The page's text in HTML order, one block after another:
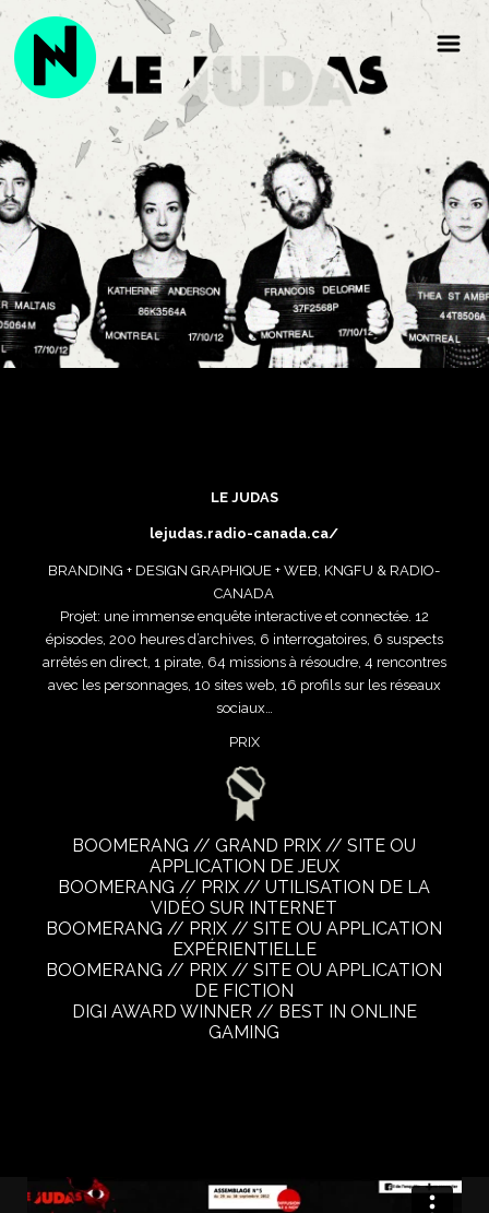
LE JUDAS
lejudas.radio-canada.ca/
BRANDING + DESIGN GRAPHIQUE + WEB, KNGFU & RADIO-
CANADA
Projet: une immense enquête interactive et connectée. 12
épisodes, 200 heures d’archives, 6 interrogatoires, 6 suspects
arrêtés en direct, 1 pirate, 64 missions à résoudre, 4 rencontres
avec les personnages, 10 sites web, 16 profils sur les réseaux
sociaux…
PRIX
BOOMERANG // GRAND PRIX // SITE OU
APPLICATION DE JEUX
BOOMERANG // PRIX // UTILISATION DE LA
VIDÉO SUR INTERNET
BOOMERANG // PRIX // SITE OU APPLICATION
EXPÉRIENTIELLE
BOOMERANG // PRIX // SITE OU APPLICATION
DE FICTION
DIGI AWARD WINNER // BEST IN ONLINE
GAMING